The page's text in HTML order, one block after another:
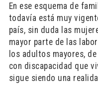
En ese esquema de
todavía está muy
país, sin duda las
mayor parte de las
los adultos mayores,
con discapacidad que
sigue siendo una